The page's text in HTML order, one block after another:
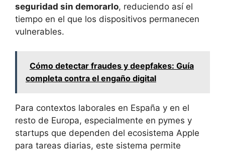
seguridad sin demorarlo, reduciendo así el
tiempo en el que los dispositivos permanecen
vulnerables.
Cómo detectar fraudes y deepfakes: Guía
completa contra el engaño digital
Para contextos laborales en España y en el
resto de Europa, especialmente en pymes y
startups que dependen del ecosistema Apple
para tareas diarias, este sistema permite